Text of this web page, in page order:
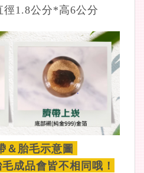
徑1.8公分*高6公分
＆胎毛示意圖
成品會皆不相同哦！